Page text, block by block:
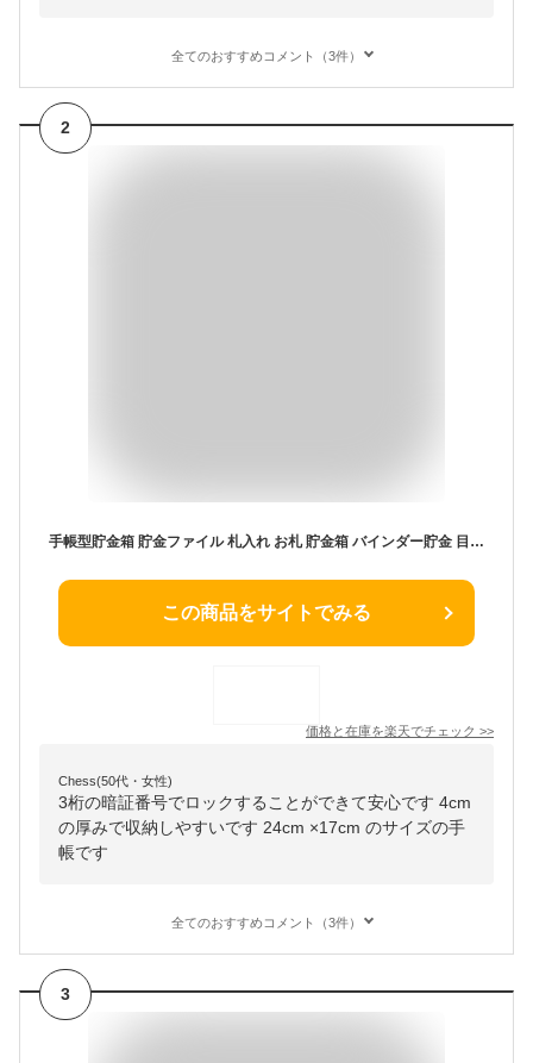
全てのおすすめコメント（3件）
2
手帳型貯金箱 貯金ファイル 札入れ お札 貯金箱 バインダー貯金 目標貯金 記録管理 暗証番号ロック セキュリティ 鍵付き 財布 収納 キャッシュボックス 家計管理 家庭貯蓄 プレゼント ギフト 子供 貯蓄習慣 シンプル おしゃれ
この商品をサイトでみる
価格と在庫を楽天でチェック >>
Chess(50代・女性)
3桁の暗証番号でロックすることができて安心です 4cm
の厚みで収納しやすいです 24cm ×17cm のサイズの手
帳です
全てのおすすめコメント（3件）
3